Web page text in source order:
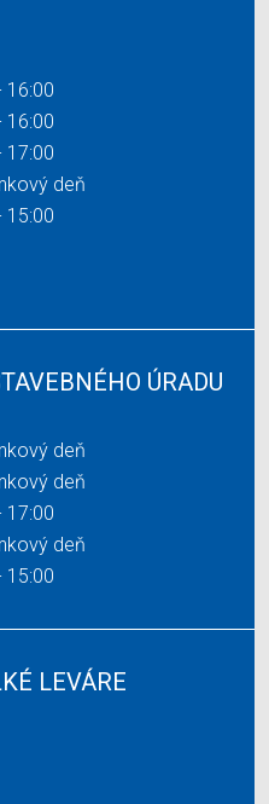
16:00
16:00
17:00
deň
15:00
ÚRADU
deň
deň
17:00
deň
15:00
LEVÁRE